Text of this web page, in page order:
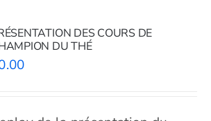
DES COURS DE
DU THÉ